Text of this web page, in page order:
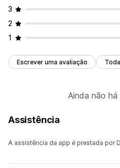
3
2
1
Escrever uma avaliação
Ainda não há
Assistência
A assistência da app é prestada por